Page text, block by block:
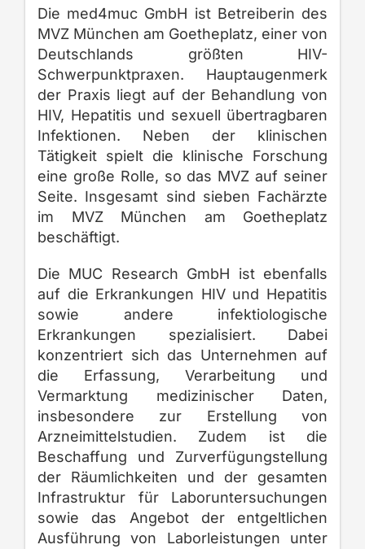
Die med4muc GmbH ist Betreiberin des
MVZ München am Goetheplatz, einer von
Deutschlands größten HIV-
Schwerpunktpraxen. Hauptaugenmerk
der Praxis liegt auf der Behandlung von
HIV, Hepatitis und sexuell übertragbaren
Infektionen. Neben der klinischen
Tätigkeit spielt die klinische Forschung
eine große Rolle, so das MVZ auf seiner
Seite. Insgesamt sind sieben Fachärzte
im MVZ München am Goetheplatz
beschäftigt.
Die MUC Research GmbH ist ebenfalls
auf die Erkrankungen HIV und Hepatitis
sowie andere infektiologische
Erkrankungen spezialisiert. Dabei
konzentriert sich das Unternehmen auf
die Erfassung, Verarbeitung und
Vermarktung medizinischer Daten,
insbesondere zur Erstellung von
Arzneimittelstudien. Zudem ist die
Beschaffung und Zurverfügungstellung
der Räumlichkeiten und der gesamten
Infrastruktur für Laboruntersuchungen
sowie das Angebot der entgeltlichen
Ausführung von Laborleistungen unter